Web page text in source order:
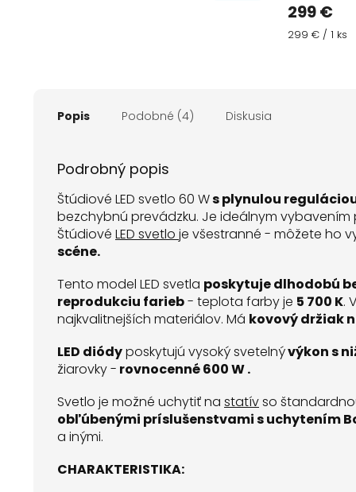
299 €
Jednotková
299 € / 1 ks
Popis Podobné (4) Diskusia
Podrobný popis
Štúdiové LED svetlo 60 Ws plynulou
bezchybnú prevádzku. Je ideálnym
Štúdiové LED svetlo je všestranné - môžete ho
scéne.
Tento model LED svetla poskytuje dlhodobú
reprodukciu farieb- teplota farby je 5 700 K.
najkvalitnejších materiálov. Má kovový držiak
LED diódyposkytujú vysoký svetelnývýkon s
žiarovky - rovnocenné 600 W .
Svetlo je možné uchytiť na statívso
obľúbenými príslušenstvami s uchytením
a inými.
CHARAKTERISTIKA: